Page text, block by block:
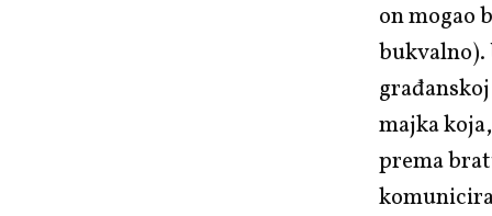
on mogao
bukvalno).
majka
prema